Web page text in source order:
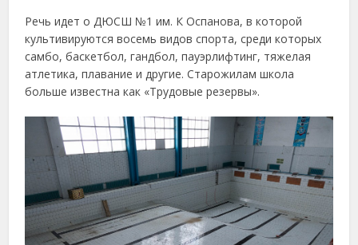
Речь идет о ДЮСШ №1 им. К Оспанова, в которой
культивируются восемь видов спорта, среди которых
самбо, баскетбол, гандбол, пауэрлифтинг, тяжелая
атлетика, плавание и другие. Старожилам школа
больше известна как «Трудовые резервы».